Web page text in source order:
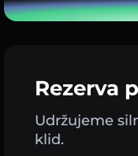
Rezerva
Udržujeme
klid.